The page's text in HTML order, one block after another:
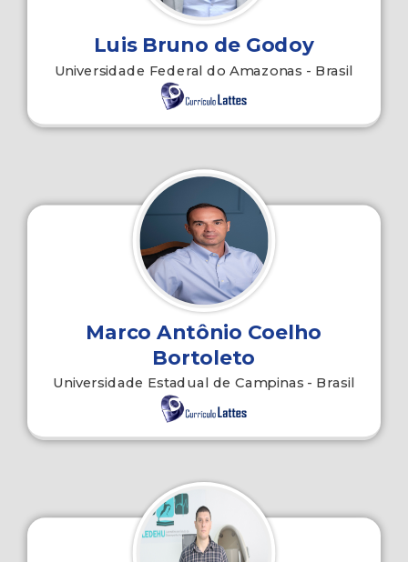
Luis Bruno de Godoy
Universidade Federal do Amazonas - Brasil
Marco Antônio Coelho
Bortoleto
Universidade Estadual de Campinas - Brasil